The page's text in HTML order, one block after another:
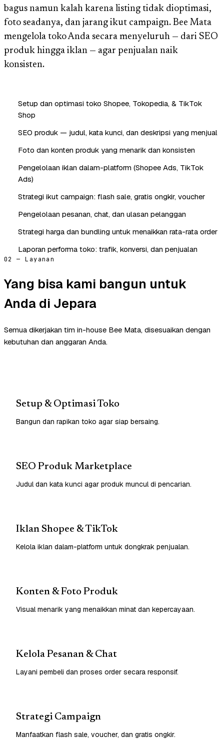
bagus namun kalah karena listing tidak dioptimasi,
foto seadanya, dan jarang ikut campaign. Bee Mata
mengelola toko Anda secara menyeluruh — dari SEO
produk hingga iklan — agar penjualan naik
konsisten.
Setup dan optimasi toko Shopee, Tokopedia, & TikTok
Shop
SEO produk — judul, kata kunci, dan deskripsi yang menjual
Foto dan konten produk yang menarik dan konsisten
Pengelolaan iklan dalam-platform (Shopee Ads, TikTok
Ads)
Strategi ikut campaign: flash sale, gratis ongkir, voucher
Pengelolaan pesanan, chat, dan ulasan pelanggan
Strategi harga dan bundling untuk menaikkan rata-rata order
Laporan performa toko: trafik, konversi, dan penjualan
02 — Layanan
Yang bisa kami bangun untuk
Anda di Jepara
Semua dikerjakan tim in-house Bee Mata, disesuaikan dengan
kebutuhan dan anggaran Anda.
Setup & Optimasi Toko
Bangun dan rapikan toko agar siap bersaing.
SEO Produk Marketplace
Judul dan kata kunci agar produk muncul di pencarian.
Iklan Shopee & TikTok
Kelola iklan dalam-platform untuk dongkrak penjualan.
Konten & Foto Produk
Visual menarik yang menaikkan minat dan kepercayaan.
Kelola Pesanan & Chat
Layani pembeli dan proses order secara responsif.
Strategi Campaign
Manfaatkan flash sale, voucher, dan gratis ongkir.